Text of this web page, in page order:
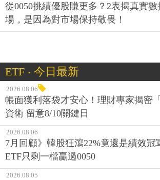
從0050挑績優股賺更多？2表揭真實
場，是因為對市場保持敬畏！
ETF ‧ 今日最新
2026.08.06
帳面獲利落袋才安心！理財專家揭密
資術 留意8/10關鍵日
2026.08.06
7月回顧》韓股狂瀉22%竟還是績效冠
ETF只剩一檔贏過0050
2026.08.05